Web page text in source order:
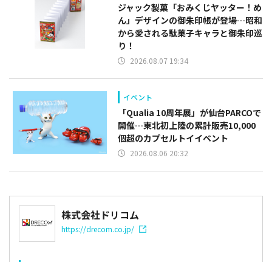
ジャック製菓「おみくじヤッター！め
ん」デザインの御朱印帳が登場…昭和
から愛される駄菓子キャラと御朱印巡
り！
2026.08.07 19:34
イベント
「Qualia 10周年展」が仙台PARCOで
開催…東北初上陸の累計販売10,000
個超のカプセルトイイベント
2026.08.06 20:32
株式会社ドリコム
https://drecom.co.jp/